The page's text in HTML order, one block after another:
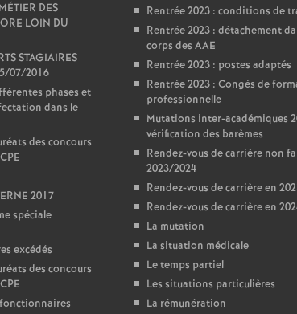
DES
LOIN DU
STAGIAIRES
07/2016
phases et
dans le
des concours
2017
spéciale
excédés
des concours
Rentrée 2023 : conditions de
Rentrée 2023 : détachement
corps des AAE
Rentrée 2023 : postes adaptés
Rentrée 2023 : Congés de
professionnelle
Mutations inter-académiques
vérification des barèmes
Rendez-vous de carrière non
2023/2024
Rendez-vous de carrière en
Rendez-vous de carrière en
La mutation
La situation médicale
Le temps partiel
Les situations particulières
La rémunération